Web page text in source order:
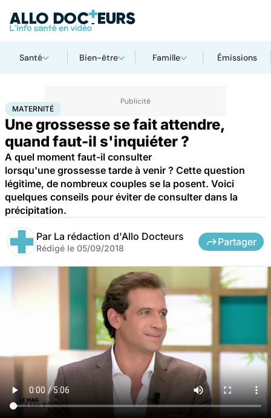
Santé Bien-être Famille Émissions
AccueilSanté Maternité
MATERNITÉ
Une grossesse se fait attendre,
quand faut-il s'inquiéter ?
A quel moment faut-il consulter
lorsqu'une grossesse tarde à venir ? Cette question
légitime, de nombreux couples se la posent. Voici
quelques conseils pour éviter de consulter dans la
précipitation.
Par La rédaction d'Allo Docteurs
Rédigé le 05/09/2018
Partager